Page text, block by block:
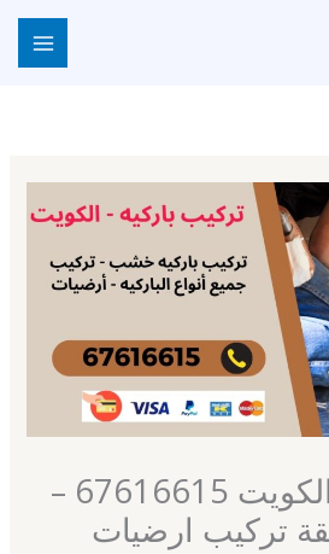
تركيب باركيه الكويت 67616615 –
تركيب ارضيات